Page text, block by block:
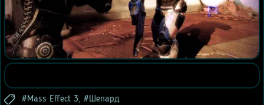
Mass Effect 3, Шепард